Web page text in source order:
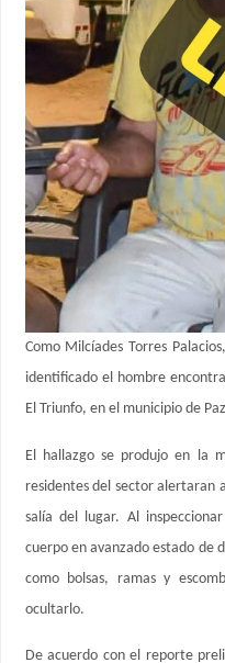
Como Milcíades Torres
identificado el hombre
El Triunfo, en el municipio de
El hallazgo se produjo en la
residentes del sector alertaran
salía del lugar. Al
cuerpo en avanzado estado de
como bolsas, ramas y
ocultarlo.
De acuerdo con el reporte